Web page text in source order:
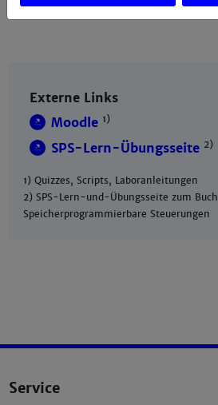
Externe Links
Moodle 1)
SPS-Lern-Übungsseite 2)
1) Quizzes, Scripts, Laboranleitungen
2) SPS-Lern-und-Übungsseite zum Buch
Speicherprogrammierbare Steuerungen
Service